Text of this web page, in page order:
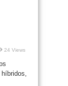
24 Views